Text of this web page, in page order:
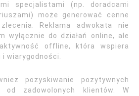
specjalistami (np. doradcami
może generować cenne
Reklama adwokata nie
wyłącznie do działań online, ale
offline, która wspiera
wiarygodności.
pozyskiwanie pozytywnych
zadowolonych klientów. W